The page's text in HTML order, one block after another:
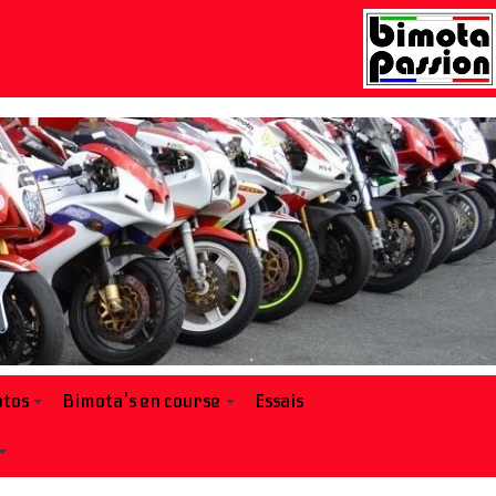
Bimota's en course Essais